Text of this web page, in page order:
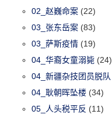
02_赵巍命案 (22)
03_张东岳案 (83)
03_萨斯疫情 (19)
04_华裔女童溺毙 (24)
04_新疆杂技团员脱队
04_耿朝晖坠楼 (34)
05_人头税平反 (11)